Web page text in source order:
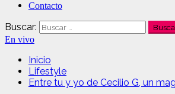
Contacto
Buscar:
En vivo
Inicio
Lifestyle
Entre tu y yo de Cecilio G, un